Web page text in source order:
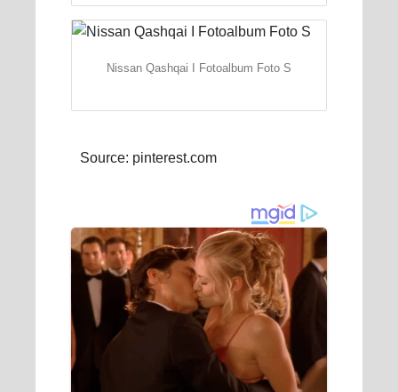
Nissan Qashqai I Fotoalbum Foto S
Source: pinterest.com